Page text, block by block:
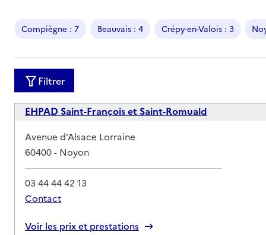
Compiègne : 7 Beauvais : 4 Crépy-en-Valois : 3
Filtrer
EHPAD Saint-François et Saint-Romuald
Adresse
Avenue d’Alsace Lorraine
60400- Noyon
03 44 44 42 13
Contact
Voir les prix et prestations